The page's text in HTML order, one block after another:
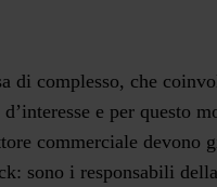
di complesso, che
e per questo
commerciale devono
sono i responsabili della